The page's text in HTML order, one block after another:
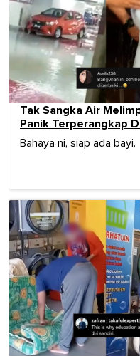
Tak Sangka Air
Panik Terperangkap
Bahaya ni, siap ada bayi.